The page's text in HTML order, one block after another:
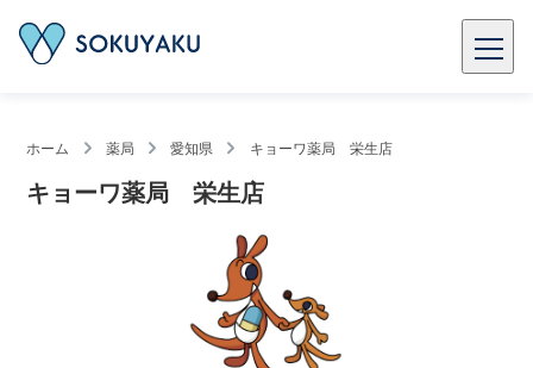
ホーム 薬局 愛知県 キョーワ薬局 栄生店
キョーワ薬局 栄生店